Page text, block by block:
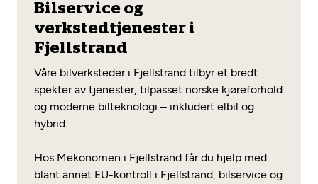
Mekonomen Fleet
Les mer
Bilservice og
verkstedtjenester i
Fjellstrand
Våre bilverksteder i Fjellstrand tilbyr et bredt
spekter av tjenester, tilpasset norske kjøreforhold
og moderne bilteknologi – inkludert elbil og
hybrid.
Hos Mekonomen i Fjellstrand får du hjelp med
blant annet EU-kontroll i Fjellstrand, bilservice og